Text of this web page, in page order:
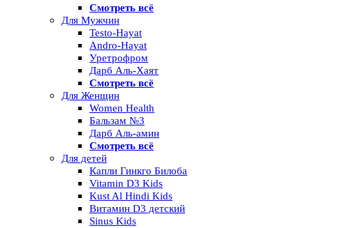
Смотреть всё
Для Мужчин
Testo-Hayat
Andro-Hayat
Уретрофром
Дарб Аль-Хаят
Смотреть всё
Для Женщин
Women Health
Бальзам №3
Дарб Аль-амин
Смотреть всё
Для детей
Капли Гинкго Билоба
Vitamin D3 Kids
Kust Al Hindi Kids
Витамин D3 детский
Sinus Kids